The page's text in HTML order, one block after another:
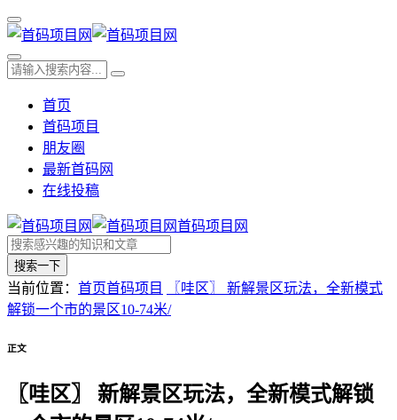
首页
首码项目
朋友圈
最新首码网
在线投稿
首码项目网
搜索一下
当前位置： 首页首码项目
〖哇区〗 新解景区玩法，全新模式
解锁一个市的景区10-74米/
正文
〖哇区〗 新解景区玩法，全新模式解锁